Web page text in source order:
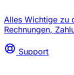
Alles Wichtige zu
Rechnungen,
Support